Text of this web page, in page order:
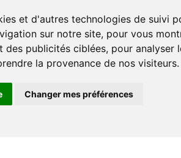
sur notre site, pour vous
des publicités ciblées, pour analyser
la provenance de nos visiteurs.
Changer mes préférences